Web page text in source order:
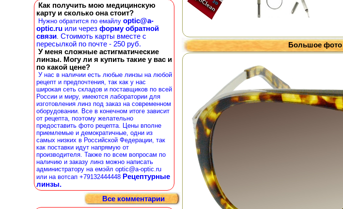
Как получить мою медицинскую
карту и сколько она стоит?
Нужно обратится по емайлу optic@a-
optic.ru или через форму обратной
связи. Стоимоть карты вместе с
пересылкой по почте - 250 руб.
У меня сложные астигматические
линзы. Могу ли я купить такие у вас и
по какой цене?
У нас в наличии есть любые линзы на любой
рецепт и предпочтения, так как у нас
широкая сеть складов и поставщиков по всей
России и миру, имеются лаборатории для
изготовления линз под заказ на современном
оборудовании. Все в конечном итоге зависит
от рецепта, поэтому желательно
предоставить фото рецепта. Цены вполне
приемлемые и демократичные, одни из
самых низких в Российской Федерации, так
как поставки идут напрямую от
производителя. Также по всем вопросам по
наличию и заказу линз можно написать
администратору на емэйл optic@a-optic.ru
или на вотсап +79132444448 Рецептурные
линзы.
Все комментарии
Большое фото